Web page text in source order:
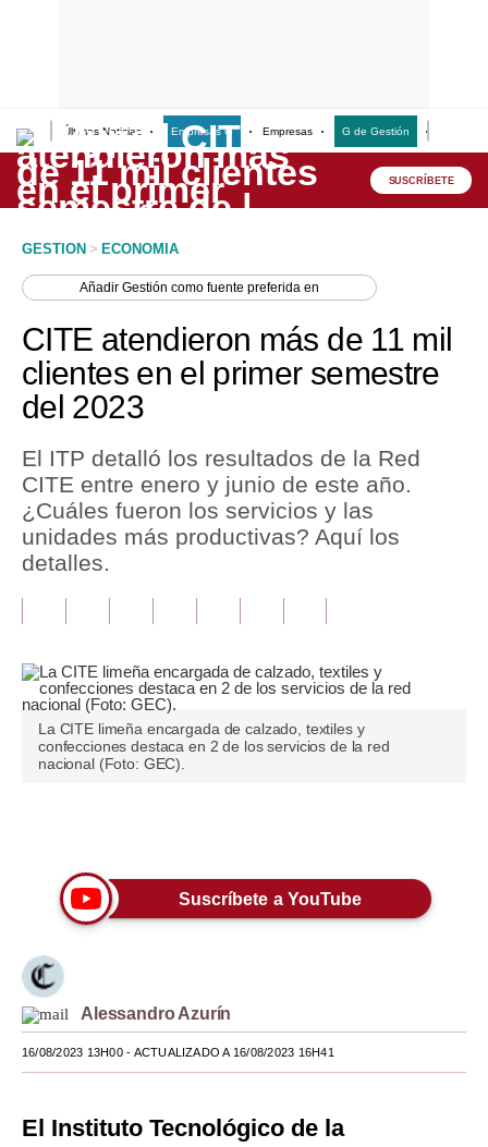
Últimas Noticias Empresas G Empresas G de Gestión
Lo último
Peru Quiosco
Economía
Mercados
Política
Tu Dinero
Finanzas Personales
Opinión
Editorial
Tendencias
Lujo
Viajes
Moda
Estilos
EEUU
SUSCRÍBETE
GESTION > ECONOMIA
AñadirGestión como fuente preferida en
CITE atendieron más de 11 mil
clientes en el primer semestre
del 2023
El ITP detalló los resultados de la Red
CITE entre enero y junio de este año.
¿Cuáles fueron los servicios y las
unidades más productivas? Aquí los
detalles.
La CITE limeña encargada de calzado, textiles y
confecciones destaca en 2 de los servicios de la red
nacional (Foto: GEC).
Suscríbete a YouTube
Alessandro Azurín
16/08/2023 13H00- ACTUALIZADO A 16/08/2023 16H41
El Instituto Tecnológico de la